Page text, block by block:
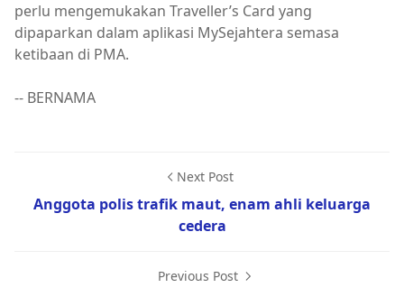
perlu mengemukakan Traveller’s Card yang
dipaparkan dalam aplikasi MySejahtera semasa
ketibaan di PMA.
-- BERNAMA
Next Post
Anggota polis trafik maut, enam ahli keluarga
cedera
Previous Post